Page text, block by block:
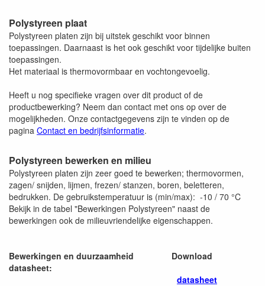
Polystyreen plaat
Polystyreen platen zijn bij uitstek geschikt voor binnen
toepassingen. Daarnaast is het ook geschikt voor tijdelijke buiten
toepassingen.
Het materiaal is thermovormbaar en vochtongevoelig.
Heeft u nog specifieke vragen over dit product of de
productbewerking? Neem dan contact met ons op over de
mogelijkheden. Onze contactgegevens zijn te vinden op de
pagina Contact en bedrijfsinformatie.
Polystyreen bewerken en milieu
Polystyreen platen zijn zeer goed te bewerken; thermovormen,
zagen/ snijden, lijmen, frezen/ stanzen, boren, beletteren,
bedrukken. De gebruikstemperatuur is (min/max): -10 / 70 °C
Bekijk in de tabel "Bewerkingen Polystyreen" naast de
bewerkingen ook de milieuvriendelijke eigenschappen.
Bewerkingen en duurzaamheid
Download
datasheet:
datasheet